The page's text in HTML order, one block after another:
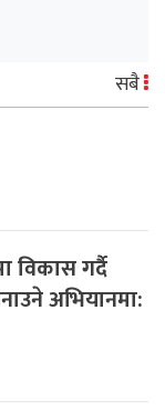
सबै
विकास गर्दै
अभियानमा: